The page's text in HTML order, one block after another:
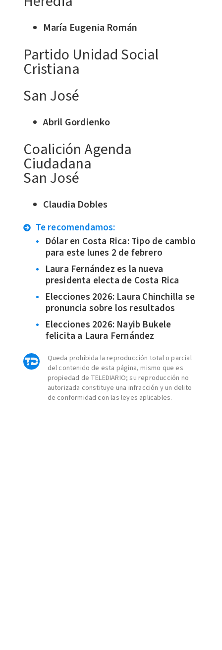
María Eugenia Román
Partido Unidad Social
Cristiana
San José
Abril Gordienko
Coalición Agenda
Ciudadana
San José
Claudia Dobles
Te recomendamos:
Dólar en Costa Rica: Tipo de cambio
para este lunes 2 de febrero
Laura Fernández es la nueva
presidenta electa de Costa Rica
Elecciones 2026: Laura Chinchilla se
pronuncia sobre los resultados
Elecciones 2026: Nayib Bukele
felicita a Laura Fernández
Queda prohibida la reproducción total o parcial
del contenido de esta página, mismo que es
propiedad de TELEDIARIO; su reproducción no
autorizada constituye una infracción y un delito
de conformidad con las leyes aplicables.